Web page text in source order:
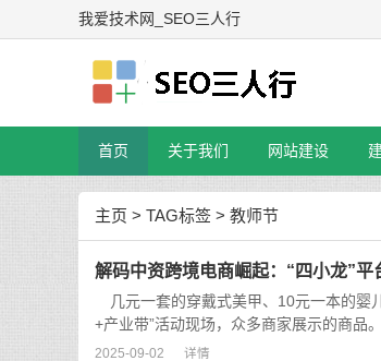
我爱技术网_SEO三人行
首页 关于我们 网站建设
主页 > TAG标签 > 教师节
解码中资跨境电商崛起：“四小龙”平
几元一套的穿戴式美甲、10元一本的婴
+产业带”活动现场，众多商家展示的商品。
2025-09-02 详情